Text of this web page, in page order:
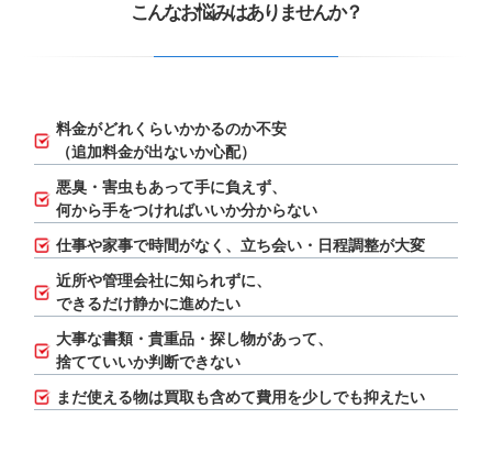
こんなお悩みはありませんか？
料金がどれくらいかかるのか不安
（追加料金が出ないか心配）
悪臭・害虫もあって手に負えず、
何から手をつければいいか分からない
仕事や家事で時間がなく、立ち会い・日程調整が大変
近所や管理会社に知られずに、
できるだけ静かに進めたい
大事な書類・貴重品・探し物があって、
捨てていいか判断できない
まだ使える物は買取も含めて費用を少しでも抑えたい